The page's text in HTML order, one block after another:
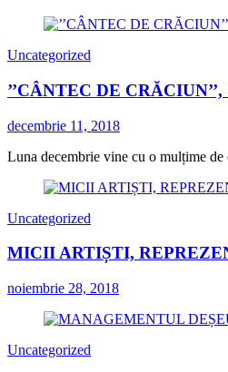
Uncategorized
’’CÂNTEC DE
decembrie 11, 2018
Luna decembrie vine cu o mulțime
Uncategorized
MICII ARTIȘTI,
noiembrie 28, 2018
Uncategorized